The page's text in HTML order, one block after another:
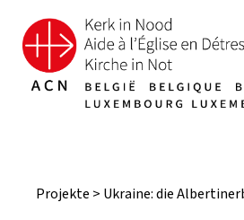
Projekte > Ukraine: die